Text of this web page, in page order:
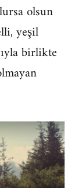
olsun
yeşil
birlikte